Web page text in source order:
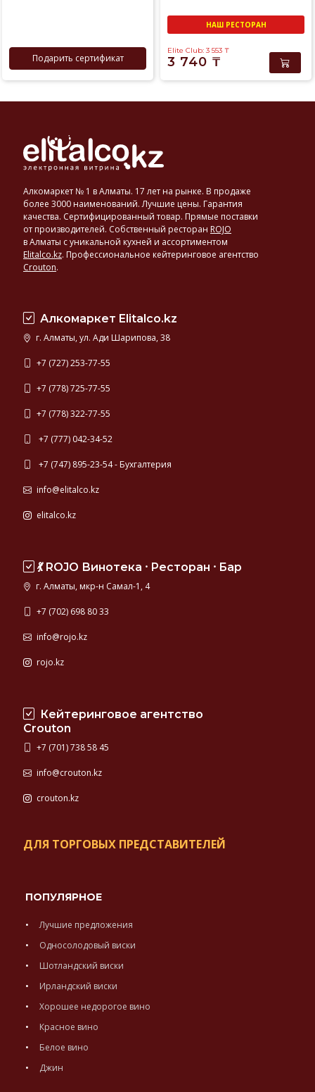
Подарить сертификат
НАШ РЕСТОРАН
Elite Club: 3 553 ₸
3 740 ₸
Алкомаркет № 1 в Алматы. 17 лет на рынке. В продаже
более 3000 наименований. Лучшие цены. Гарантия
качества. Сертифицированный товар. Прямые поставки
от производителей. Собственный ресторан ROJO
в Алматы с уникальной кухней и ассортиментом
Elitalco.kz. Профессиональное кейтеринговое агентство
Crouton.
Алкомаркет Elitalco.kz
г. Алматы, ул. Ади Шарипова, 38
+7 (727) 253-77-55
+7 (778) 725-77-55
+7 (778) 322-77-55
+7 (777) 042-34-52
+7 (747) 895-23-54 - Бухгалтерия
info@elitalco.kz
elitalco.kz
💃 ROJO Винотека ⸱ Ресторан ⸱ Бар
г. Алматы, мкр-н Самал-1, 4
+7 (702) 698 80 33
info@rojo.kz
rojo.kz
Кейтеринговое агентство
Crouton
+7 (701) 738 58 45
info@crouton.kz
crouton.kz
ДЛЯ ТОРГОВЫХ ПРЕДСТАВИТЕЛЕЙ
ПОПУЛЯРНОЕ
Лучшие предложения
Односолодовый виски
Шотландский виски
Ирландский виски
Хорошее недорогое вино
Красное вино
Белое вино
Джин